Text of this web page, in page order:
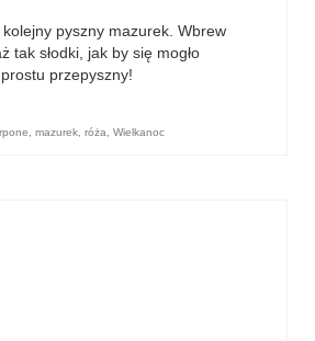
pyszny mazurek. Wbrew
tak słodki, jak by się mogło
przepyszny!
mazurek róża Wielkanoc